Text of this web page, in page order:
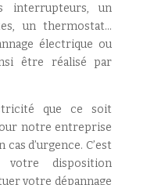
interrupteurs, un
un thermostat…
électrique ou
être réalisé par
que ce soit
notre entreprise
d’urgence. C’est
disposition
votre dépannage